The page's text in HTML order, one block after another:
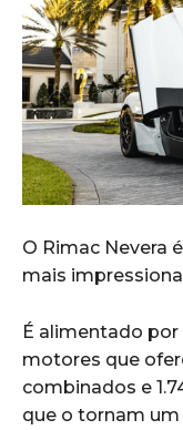
O Rimac Nevera
mais
É alimentado
motores que
combinados e
que o tornam